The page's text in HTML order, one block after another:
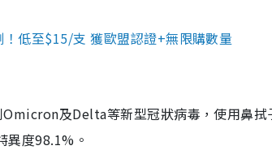
低至$15/支 獲歐盟認證+無限購數量
及Delta等新型冠狀病毒，使用鼻拭
異度98.1%。